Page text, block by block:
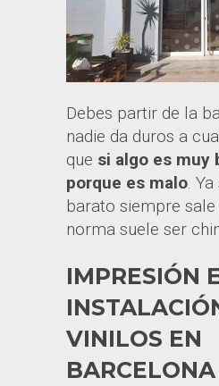
Debes partir de la
nadie da duros a
que si algo es muy
porque es malo.
barato siempre
norma suele ser
IMPRESIÓN
VINILOS EN
BARCELONA